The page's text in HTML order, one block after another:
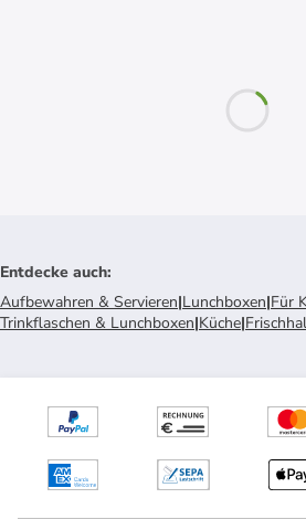
Entdecke auch:
Aufbewahren & Servieren|Lunchboxen|Für
Trinkflaschen & Lunchboxen|Küche|